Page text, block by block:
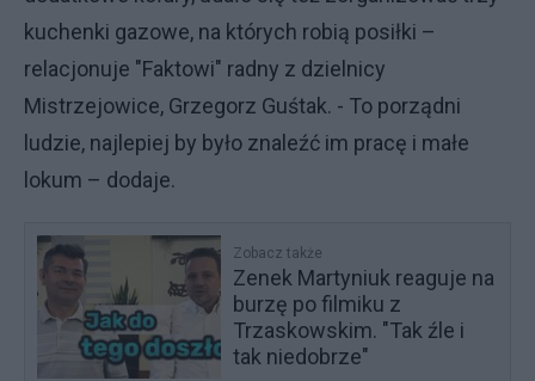
kuchenki gazowe, na których robią posiłki –
relacjonuje "Faktowi" radny z dzielnicy
Mistrzejowice, Grzegorz Guśtak. - To porządni
ludzie, najlepiej by było znaleźć im pracę i małe
lokum – dodaje.
Zobacz także
Zenek Martyniuk reaguje na
burzę po filmiku z
Trzaskowskim. "Tak źle i
tak niedobrze"